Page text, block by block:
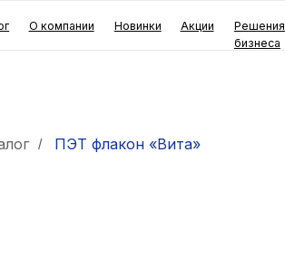
Решения для
Акции
Новинки
О компании
/ ПЭТ флакон «Вита»